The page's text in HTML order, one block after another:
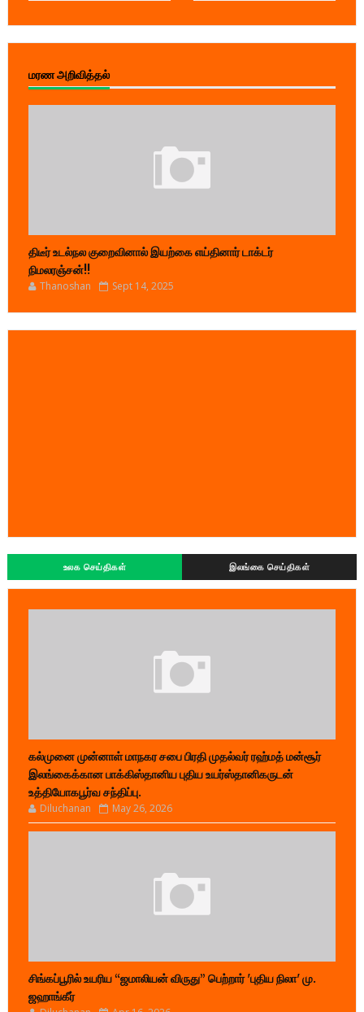
மரண அறிவித்தல்
திடீர் உடல்நல குறைவினால் இயற்கை எய்தினார் டாக்டர்
நிமலரஞ்சன்!!
Thanoshan Sept 14, 2025
உலக செய்திகள் இலங்கை செய்திகள்
கல்முனை முன்னாள் மாநகர சபை பிரதி முதல்வர் ரஹ்மத் மன்சூர்
இலங்கைக்கான பாக்கிஸ்தானிய புதிய உயர்ஸ்தானிகருடன்
உத்தியோகபூர்வ சந்திப்பு.
Diluchanan May 26, 2026
சிங்கப்பூரில் உயரிய “ஜமாலியன் விருது” பெற்றார் 'புதிய நிலா' மு.
ஜஹாங்கீர்